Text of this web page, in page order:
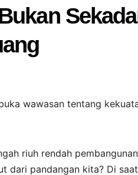
wawasan tentang
riuh rendah
dari pandangan kita? Di